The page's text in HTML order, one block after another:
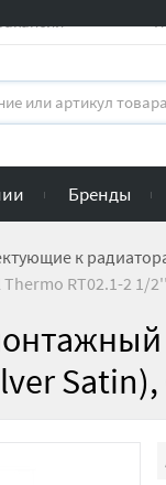
Бренды
к
RT02.1-2 1/